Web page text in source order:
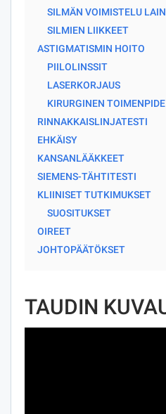
SILMÄN VOIMISTELU
SILMIEN LIIKKEET
ASTIGMATISMIN HOITO
PIILOLINSSIT
LASERKORJAUS
KIRURGINEN TOIMENPIDE
RINNAKKAISLINJATESTI
EHKÄISY
KANSANLÄÄKKEET
SIEMENS-TÄHTITESTI
KLIINISET TUTKIMUKSET
SUOSITUKSET
OIREET
JOHTOPÄÄTÖKSET
TAUDIN